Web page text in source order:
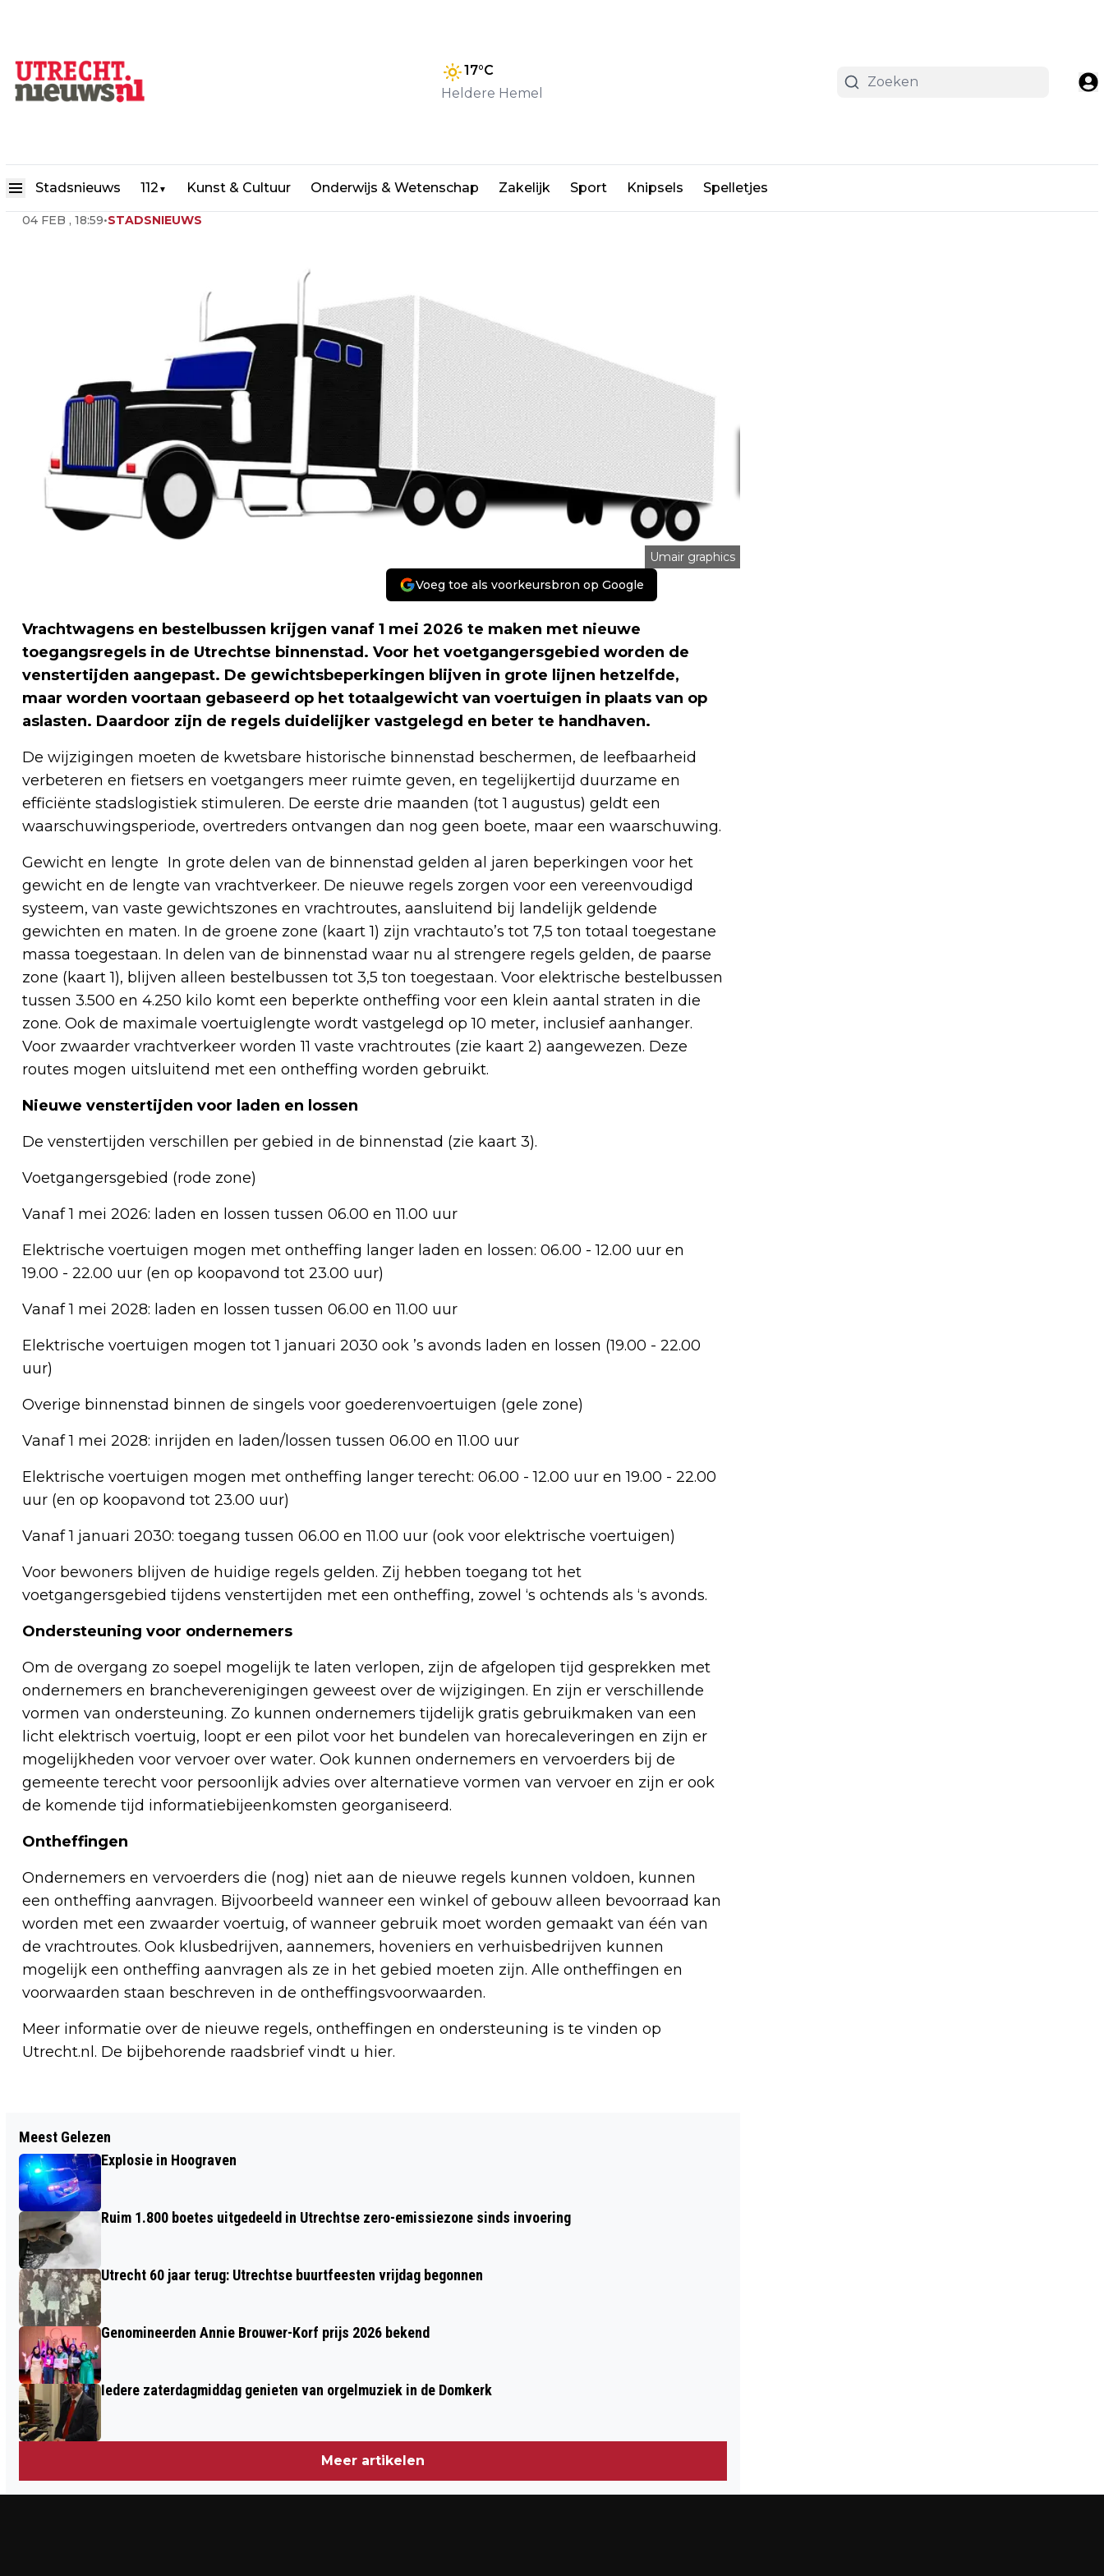
17°C
Heldere Hemel
Stadsnieuws 112 ▼ Kunst & Cultuur Onderwijs & Wetenschap Zakelijk Sport Knipsels Spelletjes
Nieuwe regels voor vrachtverkeer in binnenstad
04 FEB , 18:59•STADSNIEUWS
Umair graphics
Voeg toe als voorkeursbron op Google
Vrachtwagens en bestelbussen krijgen vanaf 1 mei 2026 te maken met nieuwe
toegangsregels in de Utrechtse binnenstad. Voor het voetgangersgebied worden de
venstertijden aangepast. De gewichtsbeperkingen blijven in grote lijnen hetzelfde,
maar worden voortaan gebaseerd op het totaalgewicht van voertuigen in plaats van op
aslasten. Daardoor zijn de regels duidelijker vastgelegd en beter te handhaven.
De wijzigingen moeten de kwetsbare historische binnenstad beschermen, de leefbaarheid
verbeteren en fietsers en voetgangers meer ruimte geven, en tegelijkertijd duurzame en
efficiënte stadslogistiek stimuleren. De eerste drie maanden (tot 1 augustus) geldt een
waarschuwingsperiode, overtreders ontvangen dan nog geen boete, maar een waarschuwing.
Gewicht en lengte In grote delen van de binnenstad gelden al jaren beperkingen voor het
gewicht en de lengte van vrachtverkeer. De nieuwe regels zorgen voor een vereenvoudigd
systeem, van vaste gewichtszones en vrachtroutes, aansluitend bij landelijk geldende
gewichten en maten. In de groene zone (kaart 1) zijn vrachtauto’s tot 7,5 ton totaal toegestane
massa toegestaan. In delen van de binnenstad waar nu al strengere regels gelden, de paarse
zone (kaart 1), blijven alleen bestelbussen tot 3,5 ton toegestaan. Voor elektrische bestelbussen
tussen 3.500 en 4.250 kilo komt een beperkte ontheffing voor een klein aantal straten in die
zone. Ook de maximale voertuiglengte wordt vastgelegd op 10 meter, inclusief aanhanger.
Voor zwaarder vrachtverkeer worden 11 vaste vrachtroutes (zie kaart 2) aangewezen. Deze
routes mogen uitsluitend met een ontheffing worden gebruikt.
Nieuwe venstertijden voor laden en lossen
De venstertijden verschillen per gebied in de binnenstad (zie kaart 3).
Voetgangersgebied (rode zone)
Vanaf 1 mei 2026: laden en lossen tussen 06.00 en 11.00 uur
Elektrische voertuigen mogen met ontheffing langer laden en lossen: 06.00 - 12.00 uur en
19.00 - 22.00 uur (en op koopavond tot 23.00 uur)
Vanaf 1 mei 2028: laden en lossen tussen 06.00 en 11.00 uur
Elektrische voertuigen mogen tot 1 januari 2030 ook ’s avonds laden en lossen (19.00 - 22.00
uur)
Overige binnenstad binnen de singels voor goederenvoertuigen (gele zone)
Vanaf 1 mei 2028: inrijden en laden/lossen tussen 06.00 en 11.00 uur
Elektrische voertuigen mogen met ontheffing langer terecht: 06.00 - 12.00 uur en 19.00 - 22.00
uur (en op koopavond tot 23.00 uur)
Vanaf 1 januari 2030: toegang tussen 06.00 en 11.00 uur (ook voor elektrische voertuigen)
Voor bewoners blijven de huidige regels gelden. Zij hebben toegang tot het
voetgangersgebied tijdens venstertijden met een ontheffing, zowel ‘s ochtends als ‘s avonds.
Ondersteuning voor ondernemers
Om de overgang zo soepel mogelijk te laten verlopen, zijn de afgelopen tijd gesprekken met
ondernemers en brancheverenigingen geweest over de wijzigingen. En zijn er verschillende
vormen van ondersteuning. Zo kunnen ondernemers tijdelijk gratis gebruikmaken van een
licht elektrisch voertuig, loopt er een pilot voor het bundelen van horecaleveringen en zijn er
mogelijkheden voor vervoer over water. Ook kunnen ondernemers en vervoerders bij de
gemeente terecht voor persoonlijk advies over alternatieve vormen van vervoer en zijn er ook
de komende tijd informatiebijeenkomsten georganiseerd.
Ontheffingen
Ondernemers en vervoerders die (nog) niet aan de nieuwe regels kunnen voldoen, kunnen
een ontheffing aanvragen. Bijvoorbeeld wanneer een winkel of gebouw alleen bevoorraad kan
worden met een zwaarder voertuig, of wanneer gebruik moet worden gemaakt van één van
de vrachtroutes. Ook klusbedrijven, aannemers, hoveniers en verhuisbedrijven kunnen
mogelijk een ontheffing aanvragen als ze in het gebied moeten zijn. Alle ontheffingen en
voorwaarden staan beschreven in de ontheffingsvoorwaarden.
Meer informatie over de nieuwe regels, ontheffingen en ondersteuning is te vinden op
Utrecht.nl. De bijbehorende raadsbrief vindt u hier.
OM EIST IN HOGER BEROEP 11 JAAR
CEL TEGEN MOEDER VOOR POGING
MOORD OP DOCHTERTJE
Meest Gelezen
Explosie in Hoograven
Ruim 1.800 boetes uitgedeeld in Utrechtse zero-emissiezone sinds invoering
Utrecht 60 jaar terug: Utrechtse buurtfeesten vrijdag begonnen
Genomineerden Annie Brouwer-Korf prijs 2026 bekend
Iedere zaterdagmiddag genieten van orgelmuziek in de Domkerk
Meer artikelen